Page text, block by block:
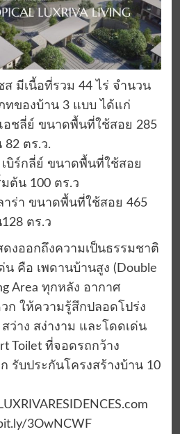
ส มีเนื้อที่รวม 44 ไร่ จำนวน
ทของบ้าน 3 แบบ ได้แก่
แอชลี่ย์ ขนาดพื้นที่ใช้สอย 285
82 ตร.ว.
เบิร์กลี่ย์ ขนาดพื้นที่ใช้สอย
ต้น 100 ตร.ว
าร่า ขนาดพื้นที่ใช้สอย 465
ตร.ว
งออกถึงความเป็นธรรมชาติ
น คือ เพดานบ้านสูง (Double
Area ทุกหลัง อากาศ
ก ให้ความรู้สึกปลอดโปร่ง
สว่าง สง่างาม และโดดเด่น
Toilet ที่จอดรถกว้าง
รับประกันโครงสร้างบ้าน 10
3OwNCWF